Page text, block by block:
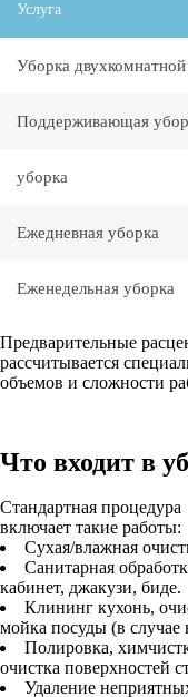
Услуга
Уборка
Поддерживающая
уборка
Ежедневная уборка
Еженедельная уборка
Предварительные
рассчитывается
объемов и сложности
Что входит в
Стандартная процедура
включает такие работы:
Сухая/влажная
Санитарная
кабинет, джакузи, биде.
Клининг кухонь,
мойка посуды (в случае
Полировка,
очистка поверхностей
Удаление